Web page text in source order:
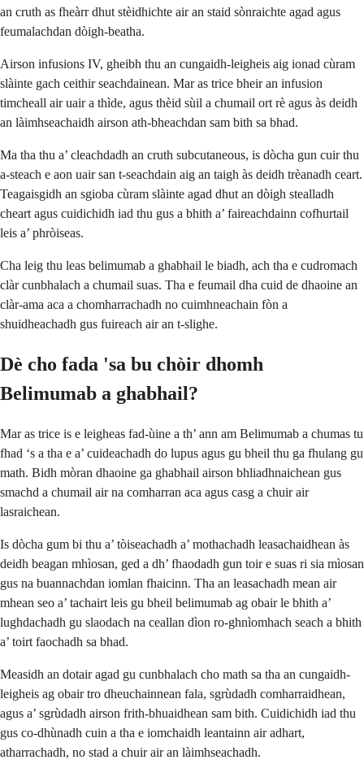
an cruth as fheàrr dhut stèidhichte air an staid sònraichte agad agus
feumalachdan dòigh-beatha.
Airson infusions IV, gheibh thu an cungaidh-leigheis aig ionad cùram
slàinte gach ceithir seachdainean. Mar as trice bheir an infusion
timcheall air uair a thìde, agus thèid sùil a chumail ort rè agus às deidh
an làimhseachaidh airson ath-bheachdan sam bith sa bhad.
Ma tha thu a’ cleachdadh an cruth subcutaneous, is dòcha gun cuir thu
a-steach e aon uair san t-seachdain aig an taigh às deidh trèanadh ceart.
Teagaisgidh an sgioba cùram slàinte agad dhut an dòigh stealladh
cheart agus cuidichidh iad thu gus a bhith a’ faireachdainn cofhurtail
leis a’ phròiseas.
Cha leig thu leas belimumab a ghabhail le biadh, ach tha e cudromach
clàr cunbhalach a chumail suas. Tha e feumail dha cuid de dhaoine an
clàr-ama aca a chomharrachadh no cuimhneachain fòn a
shuidheachadh gus fuireach air an t-slighe.
Dè cho fada 'sa bu chòir dhomh
Belimumab a ghabhail?
Mar as trice is e leigheas fad-ùine a th’ ann am Belimumab a chumas tu
fhad ‘s a tha e a’ cuideachadh do lupus agus gu bheil thu ga fhulang gu
math. Bidh mòran dhaoine ga ghabhail airson bhliadhnaichean gus
smachd a chumail air na comharran aca agus casg a chuir air
lasraichean.
Is dòcha gum bi thu a’ tòiseachadh a’ mothachadh leasachaidhean às
deidh beagan mhìosan, ged a dh’ fhaodadh gun toir e suas ri sia mìosan
gus na buannachdan iomlan fhaicinn. Tha an leasachadh mean air
mhean seo a’ tachairt leis gu bheil belimumab ag obair le bhith a’
lughdachadh gu slaodach na ceallan dìon ro-ghnìomhach seach a bhith
a’ toirt faochadh sa bhad.
Measidh an dotair agad gu cunbhalach cho math sa tha an cungaidh-
leigheis ag obair tro dheuchainnean fala, sgrùdadh comharraidhean,
agus a’ sgrùdadh airson frith-bhuaidhean sam bith. Cuidichidh iad thu
gus co-dhùnadh cuin a tha e iomchaidh leantainn air adhart,
atharrachadh, no stad a chuir air an làimhseachadh.